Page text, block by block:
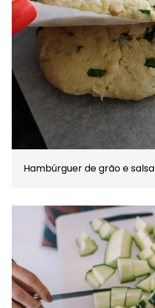
Hambúrguer de grão e salsa